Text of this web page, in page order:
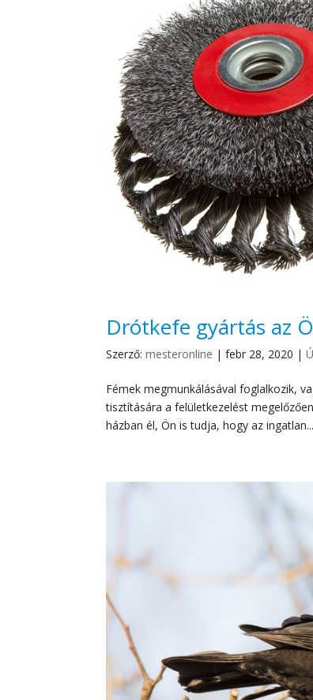
Drótkefe gyártás az
Szerző:mesteronline |febr 28, 2020 |
Fémek megmunkálásával foglalkozik,
tisztítására a felületkezelést
házban él, Ön is tudja, hogy az ingatlan...